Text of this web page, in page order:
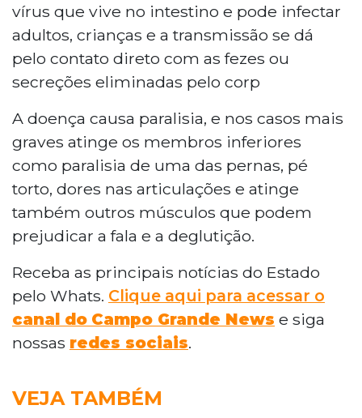
vírus que vive no intestino e pode infectar
adultos, crianças e a transmissão se dá
pelo contato direto com as fezes ou
secreções eliminadas pelo corp
A doença causa paralisia, e nos casos mais
graves atinge os membros inferiores
como paralisia de uma das pernas, pé
torto, dores nas articulações e atinge
também outros músculos que podem
prejudicar a fala e a deglutição.
Receba as principais notícias do Estado
pelo Whats. Clique aqui para acessar o
canal do Campo Grande News e siga
nossas redes sociais.
VEJA TAMBÉM